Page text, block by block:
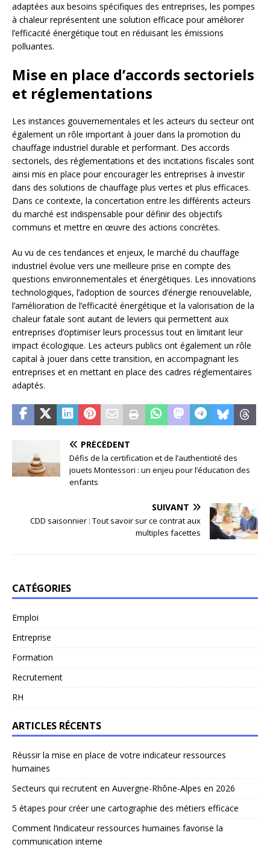
adaptées aux besoins spécifiques des entreprises, les pompes
à chaleur représentent une solution efficace pour améliorer
l’efficacité énergétique tout en réduisant les émissions
polluantes.
Mise en place d’accords sectoriels
et réglementations
Les instances gouvernementales et les acteurs du secteur ont
également un rôle important à jouer dans la promotion du
chauffage industriel durable et performant. Des accords
sectoriels, des réglementations et des incitations fiscales sont
ainsi mis en place pour encourager les entreprises à investir
dans des solutions de chauffage plus vertes et plus efficaces.
Dans ce contexte, la concertation entre les différents acteurs
du marché est indispensable pour définir des objectifs
communs et mettre en œuvre des actions concrètes.
Au vu de ces tendances et enjeux, le marché du chauffage
industriel évolue vers une meilleure prise en compte des
questions environnementales et énergétiques. Les innovations
technologiques, l’adoption de sources d’énergie renouvelable,
l’amélioration de l’efficacité énergétique et la valorisation de la
chaleur fatale sont autant de leviers qui permettent aux
entreprises d’optimiser leurs processus tout en limitant leur
impact écologique. Les acteurs publics ont également un rôle
capital à jouer dans cette transition, en accompagnant les
entreprises et en mettant en place des cadres réglementaires
adaptés.
PRÉCÉDENT
Défis de la certification et de l’authenticité des
jouets Montessori : un enjeu pour l’éducation des
enfants
SUIVANT
CDD saisonnier : Tout savoir sur ce contrat aux
multiples facettes
CATÉGORIES
Emploi
Entreprise
Formation
Recrutement
RH
ARTICLES RÉCENTS
Réussir la mise en place de votre indicateur ressources
humaines
Secteurs qui recrutent en Auvergne-Rhône-Alpes en 2026
5 étapes pour créer une cartographie des métiers efficace
Comment l’indicateur ressources humaines favorise la
communication interne